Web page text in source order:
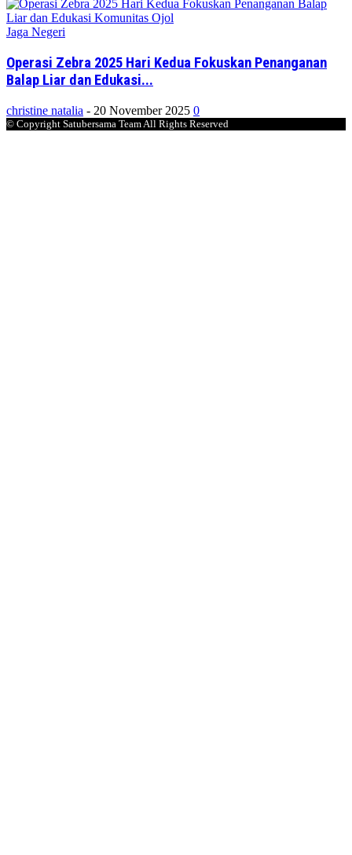
Jaga Negeri
Operasi Zebra 2025 Hari Kedua Fokuskan Penanganan
Balap Liar dan Edukasi...
christine natalia - 20 November 2025 0
© Copyright Satubersama Team All Rights Reserved